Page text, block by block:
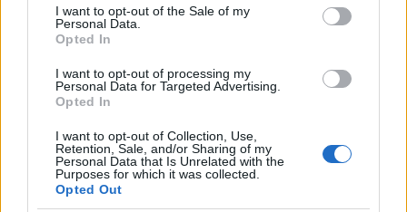
I want to opt-out of the Sale of my
Personal Data.
Opted In
I want to opt-out of processing my
Personal Data for Targeted Advertising.
Opted In
I want to opt-out of Collection, Use,
Retention, Sale, and/or Sharing of my
Personal Data that Is Unrelated with the
Purposes for which it was collected.
Opted Out
l’abolizione del regime non-dom in Gran Bretagna
Cosa accade in altri Paesi europei
Spagna, la “Beckham law”
Che cos’è:il regime speciale per i lavoratori